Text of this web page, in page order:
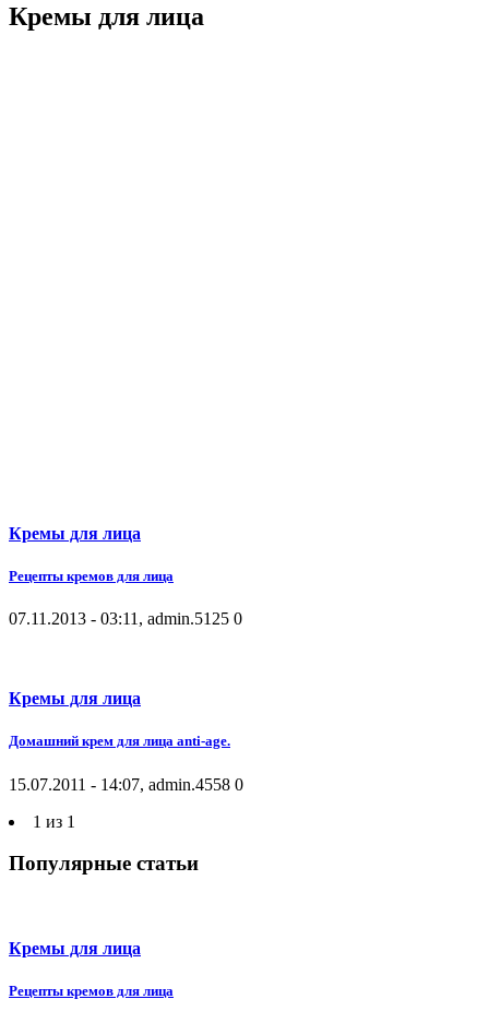
Кремы для лица
Кремы для лица
Рецепты кремов для лица
07.11.2013 - 03:11, admin.5125 0
Кремы для лица
Домашний крем для лица anti-age.
15.07.2011 - 14:07, admin.4558 0
1 из 1
Популярные статьи
Кремы для лица
Рецепты кремов для лица